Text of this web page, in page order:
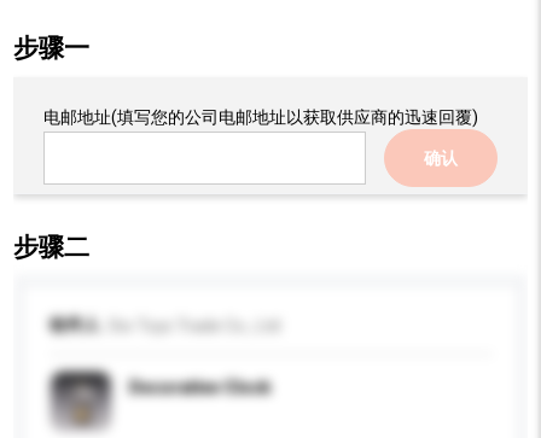
步骤一
电邮地址(填写您的公司电邮地址以获取供应商的迅速回覆)
确认
步骤二
收件人
Decorative Clock